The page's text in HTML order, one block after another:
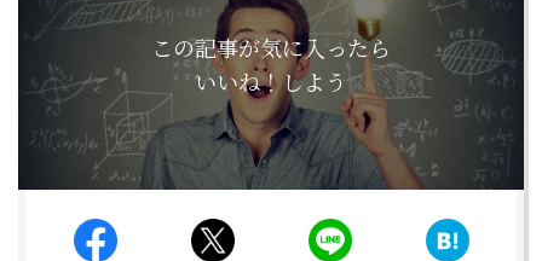
この記事が気に入ったら
いいね！しよう